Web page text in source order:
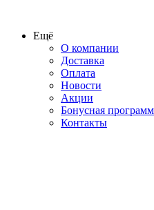
Ещё
О компании
Доставка
Оплата
Новости
Акции
Бонусная
Контакты